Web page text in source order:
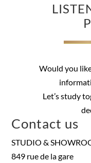
Would you
Let’s study
Contact us
STUDIO &
849 rue de la gare